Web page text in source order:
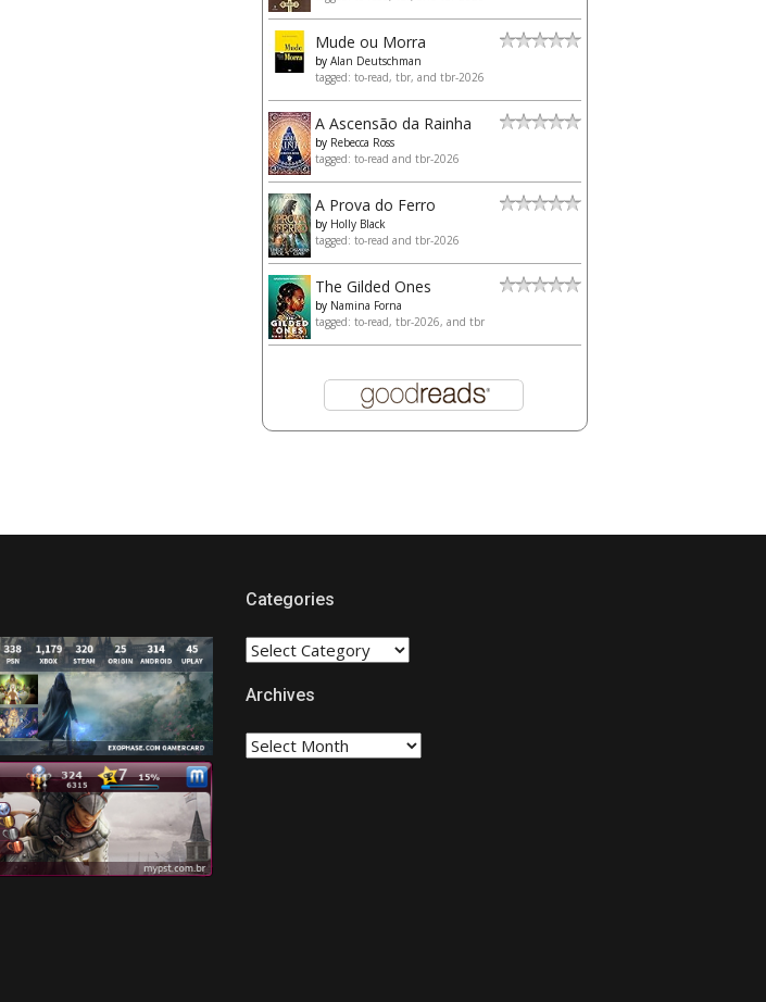
Mude ou Morra
by Alan Deutschman
tagged: to-read, tbr, and tbr-2026
A Ascensão da Rainha
by Rebecca Ross
tagged: to-read and tbr-2026
A Prova do Ferro
by Holly Black
tagged: to-read and tbr-2026
The Gilded Ones
by Namina Forna
tagged: to-read, tbr-2026, and tbr
Categories
CATEGORIES
Archives
Archives